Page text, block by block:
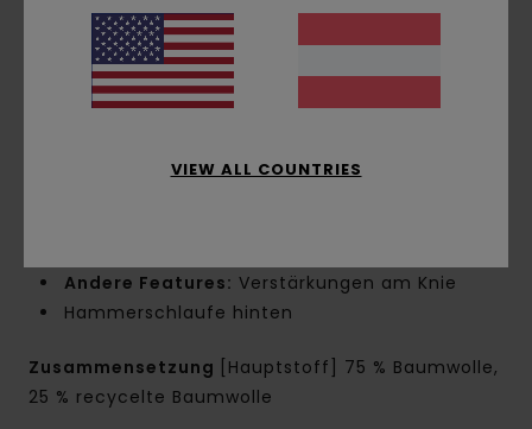
Schnitt Beine:Wide Leg Fit
Außennaht:50,8 cm Außennaht, lange Länge
Beinöffnung:12,6" Beinöffnung
Taschen:Tasche an der Seitennaht
Versteckte Münztaschen
Andere Features: Verstärkungen am Knie
Hammerschlaufe hinten
Zusammensetzung
[Hauptstoff] 75 % Baumwolle,
25 % recycelte Baumwolle
VIEW ALL COUNTRIES